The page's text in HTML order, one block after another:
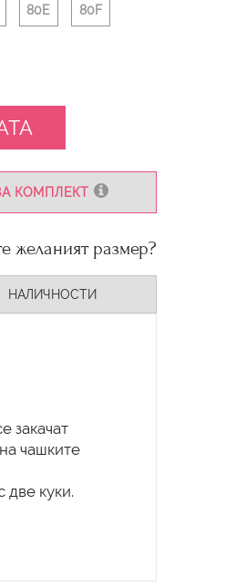
80E 80F
КОМПЛЕКТ
желаният размер?
НАЛИЧНОСТИ
закачат
чашките
две куки.